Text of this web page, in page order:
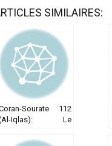
SIMILAIRES:
Sourate 112
Iqlas): Le